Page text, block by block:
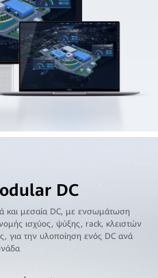
DC
και μεσαία DC, με ενσωμάτωση
ισχύος, ψύξης, rack, κλειστών
για την υλοποίηση ενός DC ανά